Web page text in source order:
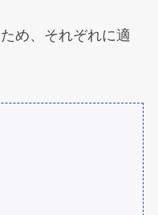
め、それぞれに適